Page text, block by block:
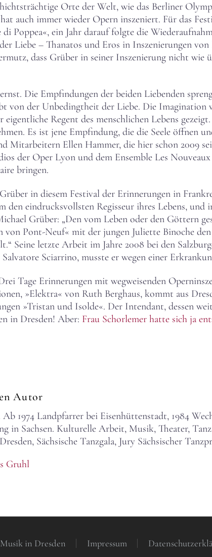
Orte der Welt, wie das Berliner
auch immer wieder Opern inszeniert. Für das
Poppea«, ein Jahr darauf folgte die
Liebe – Thanatos und Eros in Inszenierungen
dass Grüber in seiner Inszenierung nicht wie
Die Empfindungen der beiden Liebenden
von der Unbedingtheit der Liebe. Die Imagination
Regent des menschlichen Lebens
Es ist jene Empfindung, die die Seele öffnen
Mitarbeitern Ellen Hammer, die hier schon 2009
der Oper Lyon und dem Ensemble Les
bringen.
in diesem Festival der Erinnerungen in
den eindrucksvollsten Regisseur ihres Lebens,
Grüber: „Den vom Leben oder den Göttern
Pont-Neuf« mit der jungen Juliette Binoche
Seine letzte Arbeit im Jahre 2008 bei den
Sciarrino, musste er wegen einer
Tage Erinnerungen mit wegweisenden
»Elektra« von Ruth Berghaus, kommt aus
»Tristan und Isolde«. Der Intendant, dessen
in Dresden! Aber: Frau Schorlemer hatte sich ja
Autor
1974 Landpfarrer bei Eisenhüttenstadt, 1984
in Sachsen. Kulturelle Arbeit, Musik, Theater, Tanz
Sächsische Tanzgala, Jury Sächsischer
Gruhl
in Dresden Impressum